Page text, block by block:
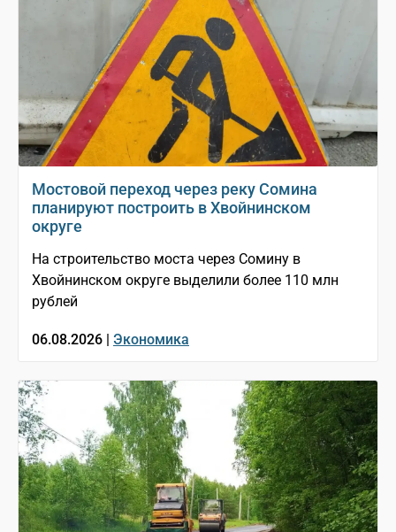
Мостовой переход через реку Сомина
планируют построить в Хвойнинском
округе
На строительство моста через Сомину в
Хвойнинском округе выделили более 110 млн
рублей
06.08.2026 | Экономика